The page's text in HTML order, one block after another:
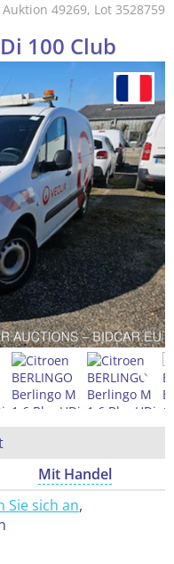
Auktion 49269, Lot 3528759
100 Club
Mit Handel
Sie sich an,